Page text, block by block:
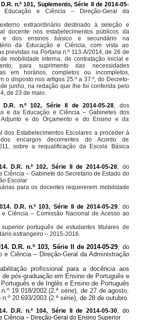
n.º 101, Suplemento, Série II de 2014-05-
e Ciência – Direção-Geral da
extraordinário destinado à seleção e
docente nos estabelecimentos públicos da
e dos ensinos básico e secundário na
da Educação e Ciência, com vista ao
previstas na Portaria n.º 113-A/2014, de 26 de
mobilidade interna, de contratação inicial e
para suprimento das necessidades
em horários, completos ou incompletos,
o disposto nos artigos 25.º a 37.º, do Decreto-
junho, na redação que lhe foi conferida pelo
de 23 de maio.
D.R. n.º 102, Série II de 2014-05-28 , dos
e da Educação e Ciência – Gabinetes dos
Adjunto e do Orçamento e do Ensino e da
dos Estabelecimentos Escolares a proceder à
encargos decorrentes do Acordo de
sobre a requalificação da Escola Básica
D.R. n.º 102, Série II de 2014-05-28 , do
Ciência – Gabinete do Secretário de Estado do
Escolar
para os docentes requererem mobilidade
D.R. n.º 103, Série II de 2014-05-29 , do
e Ciência – Comissão Nacional de Acesso ao
português de estudantes titulares de
estrangeiro – 2015-2016.
D.R. n.º 103, Série II de 2014-05-29 , do
e Ciência – Direção-Geral da Administração
profissional para a docência aos
pós-graduação em Ensino de Português e
e de Inglês e Ensino de Português
19 018/2002 (2.ª série), de 27 de agosto,
20 693/2003 (2.ª série), de 28 de outubro.
D.R. n.º 104, Série II de 2014-05-30 , do
Ciência – Direção-Geral do Ensino Superior